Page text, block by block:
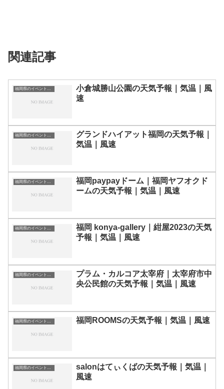
関連記事
福岡県のイベント会場一覧
小倉城勝山公園の天気予報｜気温｜風
速
福岡県のイベント会場一覧
グランドハイアット福岡の天気予報｜
気温｜風速
福岡県のイベント会場一覧
福岡paypayドーム｜福岡ヤフオクド
ームの天気予報｜気温｜風速
福岡県のイベント会場一覧
福岡 konya-gallery｜紺屋2023の天気
予報｜気温｜風速
福岡県のイベント会場一覧
プラム・カルコア太宰府｜太宰府市中
央公民館の天気予報｜気温｜風速
福岡県のイベント会場一覧 福岡ROOMSの天気予報｜気温｜風速
福岡県のイベント会場一覧
salonはてぃくばの天気予報｜気温｜
風速